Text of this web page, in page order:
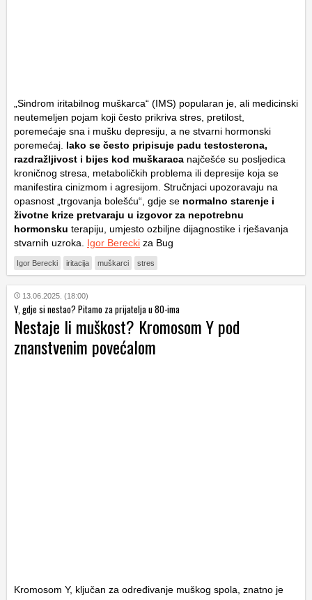
„Sindrom iritabilnog muškarca“ (IMS) popularan je, ali medicinski
neutemeljen pojam koji često prikriva stres, pretilost,
poremećaje sna i mušku depresiju, a ne stvarni hormonski
poremećaj. Iako se često pripisuje padu testosterona,
razdražljivost i bijes kod muškaraca najčešće su posljedica
kroničnog stresa, metaboličkih problema ili depresije koja se
manifestira cinizmom i agresijom. Stručnjaci upozoravaju na
opasnost „trgovanja bolešću“, gdje se normalno starenje i
životne krize pretvaraju u izgovor za nepotrebnu
hormonsku terapiju, umjesto ozbiljne dijagnostike i rješavanja
stvarnih uzroka. Igor Berecki za Bug
Igor Berecki iritacija muškarci stres
13.06.2025. (18:00)
Y, gdje si nestao? Pitamo za prijatelja u 80-ima
Nestaje li muškost? Kromosom Y pod
znanstvenim povećalom
Kromosom Y, ključan za određivanje muškog spola, znatno je